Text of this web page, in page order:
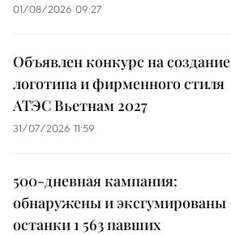
01/08/2026 09:27
Объявлен конкурс на создание
логотипа и фирменного стиля
АТЭС Вьетнам 2027
31/07/2026 11:59
500-дневная кампания:
обнаружены и эксгумированы
останки 1 563 павших